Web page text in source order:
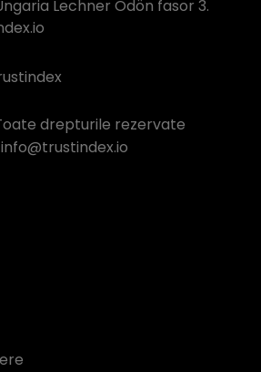
Lechner Ödön fasor 3.
drepturile rezervate
info@trustindex.io